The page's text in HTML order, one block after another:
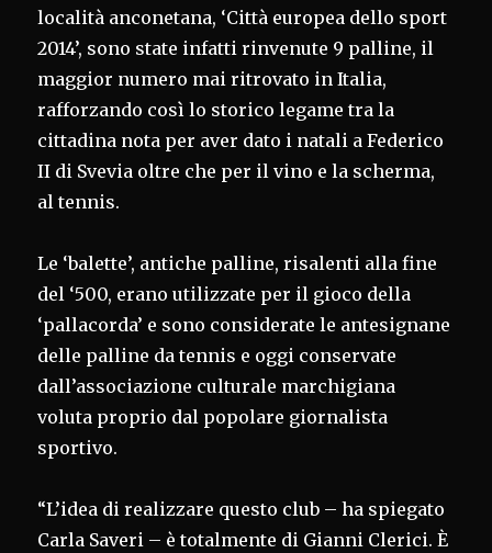
località anconetana, ‘Città europea dello sport
2014’, sono state infatti rinvenute 9 palline, il
maggior numero mai ritrovato in Italia,
rafforzando così lo storico legame tra la
cittadina nota per aver dato i natali a Federico
II di Svevia oltre che per il vino e la scherma,
al tennis.
Le ‘balette’, antiche palline, risalenti alla fine
del ‘500, erano utilizzate per il gioco della
‘pallacorda’ e sono considerate le antesignane
delle palline da tennis e oggi conservate
dall’associazione culturale marchigiana
voluta proprio dal popolare giornalista
sportivo.
“L’idea di realizzare questo club – ha spiegato
Carla Saveri – è totalmente di Gianni Clerici. È